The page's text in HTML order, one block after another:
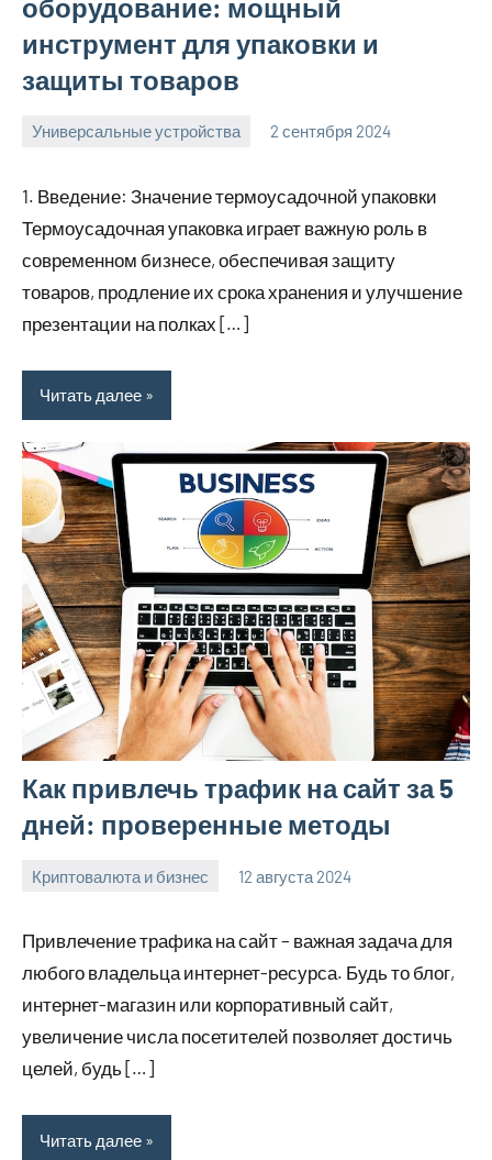
оборудование: мощный
инструмент для упаковки и
защиты товаров
Универсальные устройства 2 сентября 2024
1. Введение: Значение термоусадочной упаковки
Термоусадочная упаковка играет важную роль в
современном бизнесе, обеспечивая защиту
товаров, продление их срока хранения и улучшение
презентации на полках […]
Читать далее
Как привлечь трафик на сайт за 5
дней: проверенные методы
Криптовалюта и бизнес 12 августа 2024
Avtor
Нет
Привлечение трафика на сайт – важная задача для
любого владельца интернет-ресурса. Будь то блог,
интернет-магазин или корпоративный сайт,
увеличение числа посетителей позволяет достичь
целей, будь […]
Читать далее